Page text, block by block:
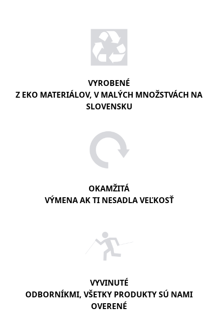
VYROBENÉ
Z EKO MATERIÁLOV, V MALÝCH MNOŽSTVÁCH NA
SLOVENSKU
OKAMŽITÁ
VÝMENA AK TI NESADLA VEĽKOSŤ
VYVINUTÉ
ODBORNÍKMI, VŠETKY PRODUKTY SÚ NAMI
OVERENÉ